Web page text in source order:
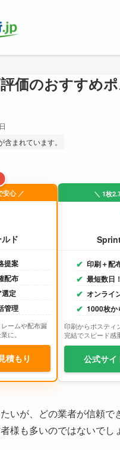
価のおすすめ
含まれています。
安心 ／
ド
提案
配布
定
管理
ームや配布漏
に。
積もり
＼ 1枚
印刷＋配
最短数日
オンライ
1000枚か
印刷からポスティ
完結でスピード感
公式サイ
たいが、どの業者が信頼
様も多いのではないでし